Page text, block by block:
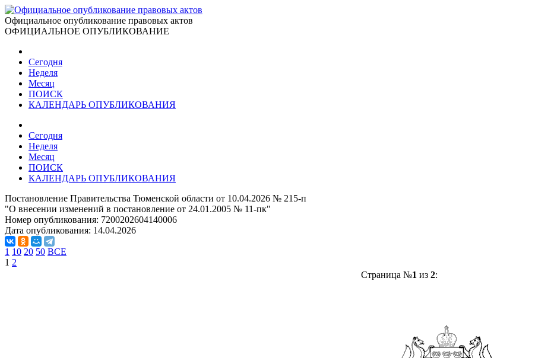
Официальное опубликование правовых актов
ОФИЦИАЛЬНОЕ ОПУБЛИКОВАНИЕ
Сегодня
Неделя
Месяц
ПОИСК
КАЛЕНДАРЬ ОПУБЛИКОВАНИЯ
Сегодня
Неделя
Месяц
ПОИСК
КАЛЕНДАРЬ ОПУБЛИКОВАНИЯ
Постановление Правительства Тюменской области от 10.04.2026 № 215-п
"О внесении изменений в постановление от 24.01.2005 № 11-пк"
Номер опубликования: 7200202604140006
Дата опубликования: 14.04.2026
1 10 20 50 ВСЕ
1 2
Страница №1 из 2: